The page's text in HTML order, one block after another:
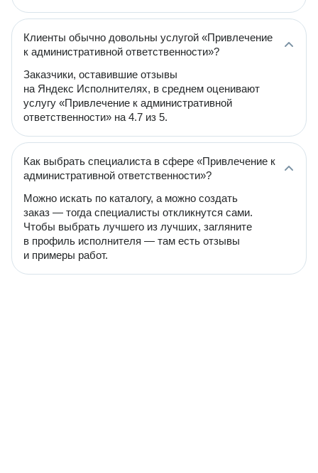
Клиенты обычно довольны услугой «Привлечение
к административной ответственности»?
Заказчики, оставившие отзывы
на Яндекс Исполнителях, в среднем оценивают
услугу «Привлечение к административной
ответственности» на 4.7 из 5.
Как выбрать специалиста в сфере «Привлечение к
административной ответственности»?
Можно искать по каталогу, а можно создать
заказ — тогда специалисты откликнутся сами.
Чтобы выбрать лучшего из лучших, загляните
в профиль исполнителя — там есть отзывы
и примеры работ.